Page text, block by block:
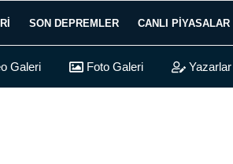
SON DEPREMLER CANLI PIYASALAR
Galeri Foto Galeri Yazarlar